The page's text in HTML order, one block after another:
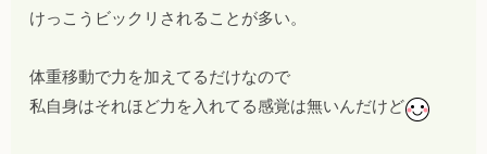
けっこうビックリされることが多い。
体重移動で力を加えてるだけなので
私自身はそれほど力を入れてる感覚は無いんだけど